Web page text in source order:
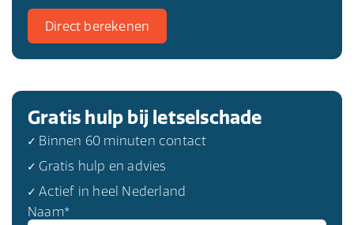
gezondheidszorgprofessional te overleggen.
Direct berekenen
Gratis hulp bij letselschade
✓ Binnen 60 minuten contact
✓ Gratis hulp en advies
✓ Actief in heel Nederland
Naam*